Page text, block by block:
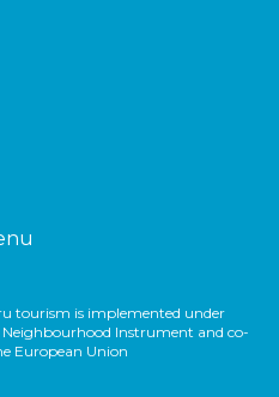
tourism is implemented under
Instrument and co-
European Union